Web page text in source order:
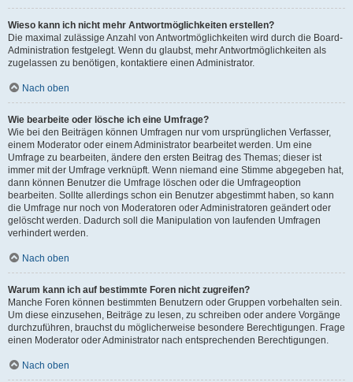
Wieso kann ich nicht mehr Antwortmöglichkeiten erstellen?
Die maximal zulässige Anzahl von Antwortmöglichkeiten wird durch die Board-
Administration festgelegt. Wenn du glaubst, mehr Antwortmöglichkeiten als
zugelassen zu benötigen, kontaktiere einen Administrator.
Nach oben
Wie bearbeite oder lösche ich eine Umfrage?
Wie bei den Beiträgen können Umfragen nur vom ursprünglichen Verfasser,
einem Moderator oder einem Administrator bearbeitet werden. Um eine
Umfrage zu bearbeiten, ändere den ersten Beitrag des Themas; dieser ist
immer mit der Umfrage verknüpft. Wenn niemand eine Stimme abgegeben hat,
dann können Benutzer die Umfrage löschen oder die Umfrageoption
bearbeiten. Sollte allerdings schon ein Benutzer abgestimmt haben, so kann
die Umfrage nur noch von Moderatoren oder Administratoren geändert oder
gelöscht werden. Dadurch soll die Manipulation von laufenden Umfragen
verhindert werden.
Nach oben
Warum kann ich auf bestimmte Foren nicht zugreifen?
Manche Foren können bestimmten Benutzern oder Gruppen vorbehalten sein.
Um diese einzusehen, Beiträge zu lesen, zu schreiben oder andere Vorgänge
durchzuführen, brauchst du möglicherweise besondere Berechtigungen. Frage
einen Moderator oder Administrator nach entsprechenden Berechtigungen.
Nach oben